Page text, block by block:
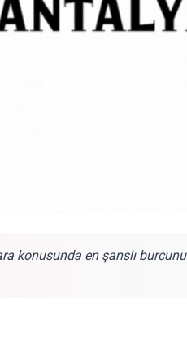
konusunda en şanslı burcunu